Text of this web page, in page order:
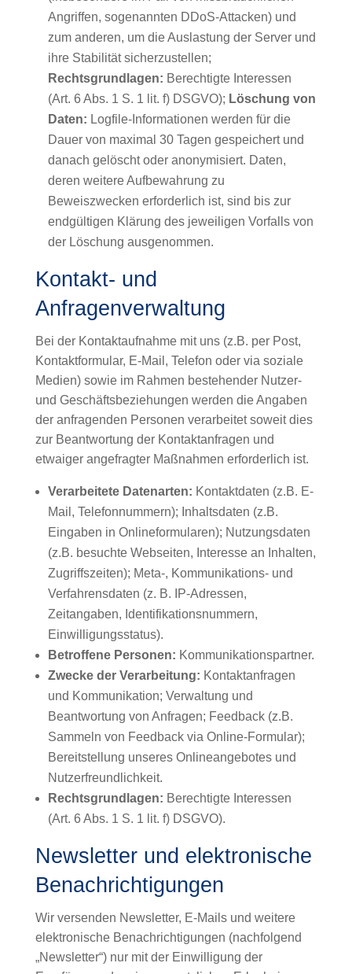
Angriffen, sogenannten DDoS-Attacken) und
zum anderen, um die Auslastung der Server und
ihre Stabilität sicherzustellen;
Rechtsgrundlagen: Berechtigte Interessen
(Art. 6 Abs. 1 S. 1 lit. f) DSGVO); Löschung von
Daten: Logfile-Informationen werden für die
Dauer von maximal 30 Tagen gespeichert und
danach gelöscht oder anonymisiert. Daten,
deren weitere Aufbewahrung zu
Beweiszwecken erforderlich ist, sind bis zur
endgültigen Klärung des jeweiligen Vorfalls von
der Löschung ausgenommen.
Kontakt- und
Anfragenverwaltung
Bei der Kontaktaufnahme mit uns (z.B. per Post,
Kontaktformular, E-Mail, Telefon oder via soziale
Medien) sowie im Rahmen bestehender Nutzer-
und Geschäftsbeziehungen werden die Angaben
der anfragenden Personen verarbeitet soweit dies
zur Beantwortung der Kontaktanfragen und
etwaiger angefragter Maßnahmen erforderlich ist.
Verarbeitete Datenarten: Kontaktdaten (z.B. E-
Mail, Telefonnummern); Inhaltsdaten (z.B.
Eingaben in Onlineformularen); Nutzungsdaten
(z.B. besuchte Webseiten, Interesse an Inhalten,
Zugriffszeiten); Meta-, Kommunikations- und
Verfahrensdaten (z. B. IP-Adressen,
Zeitangaben, Identifikationsnummern,
Einwilligungsstatus).
Betroffene Personen: Kommunikationspartner.
Zwecke der Verarbeitung: Kontaktanfragen
und Kommunikation; Verwaltung und
Beantwortung von Anfragen; Feedback (z.B.
Sammeln von Feedback via Online-Formular);
Bereitstellung unseres Onlineangebotes und
Nutzerfreundlichkeit.
Rechtsgrundlagen: Berechtigte Interessen
(Art. 6 Abs. 1 S. 1 lit. f) DSGVO).
Newsletter und elektronische
Benachrichtigungen
Wir versenden Newsletter, E-Mails und weitere
elektronische Benachrichtigungen (nachfolgend
„Newsletter“) nur mit der Einwilligung der